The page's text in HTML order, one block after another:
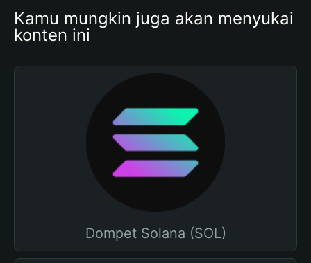
Kamu mungkin juga akan menyukai
konten ini
Dompet Solana (SOL)